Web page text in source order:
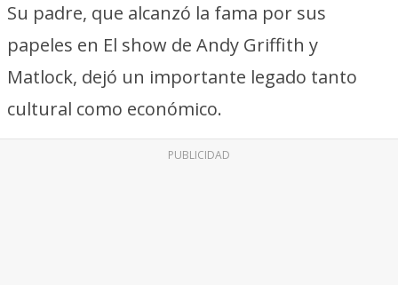
Su padre, que alcanzó la fama por sus
papeles en El show de Andy Griffith y
Matlock, dejó un importante legado tanto
cultural como económico.
PUBLICIDAD